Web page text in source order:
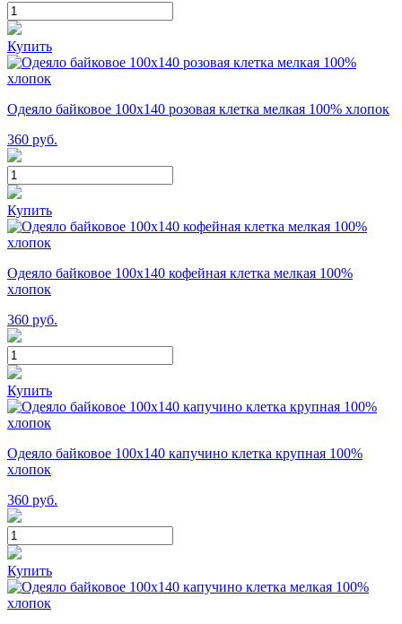
Купить
Одеяло байковое 100х140 розовая клетка мелкая 100% хлопок
360 руб.
Купить
Одеяло байковое 100х140 кофейная клетка мелкая 100%
хлопок
360 руб.
Купить
Одеяло байковое 100х140 капучино клетка крупная 100%
хлопок
360 руб.
Купить